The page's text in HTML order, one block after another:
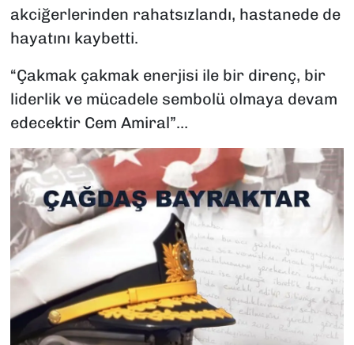
akciğerlerinden rahatsızlandı, hastanede de
hayatını kaybetti.
“Çakmak çakmak enerjisi ile bir direnç, bir
liderlik ve mücadele sembolü olmaya devam
edecektir Cem Amiral”…